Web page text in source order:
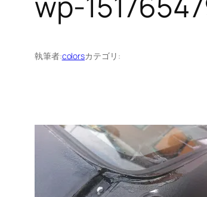
執筆者:colorsカテゴリ: